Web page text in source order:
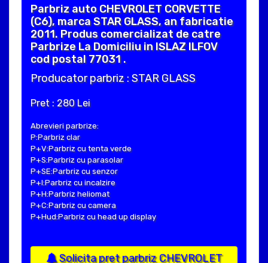
Parbriz auto CHEVROLET CORVETTE
(C6), marca STAR GLASS, an fabricatie
2011. Produs comercializat de catre
Parbrize La Domiciliu in ISLAZ ILFOV
cod postal 77031 .
Producator parbriz : STAR GLASS
Pret : 280 Lei
Abrevieri parbrize:
P:Parbriz clar
P+V:Parbriz cu tenta verde
P+S:Parbriz cu parasolar
P+SE:Parbriz cu senzor
P+I:Parbriz cu incalzire
P+H:Parbriz heliomat
P+C:Parbriz cu camera
P+Hud:Parbriz cu head up display
Solicita pret parbriz CHEVROLET